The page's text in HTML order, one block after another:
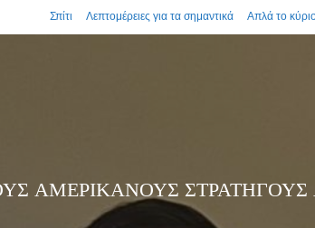
Σπίτι Λεπτομέρειες για τα σημαντικά Απλά το
ΑΜΕΡΙΚΑΝΟΎΣ